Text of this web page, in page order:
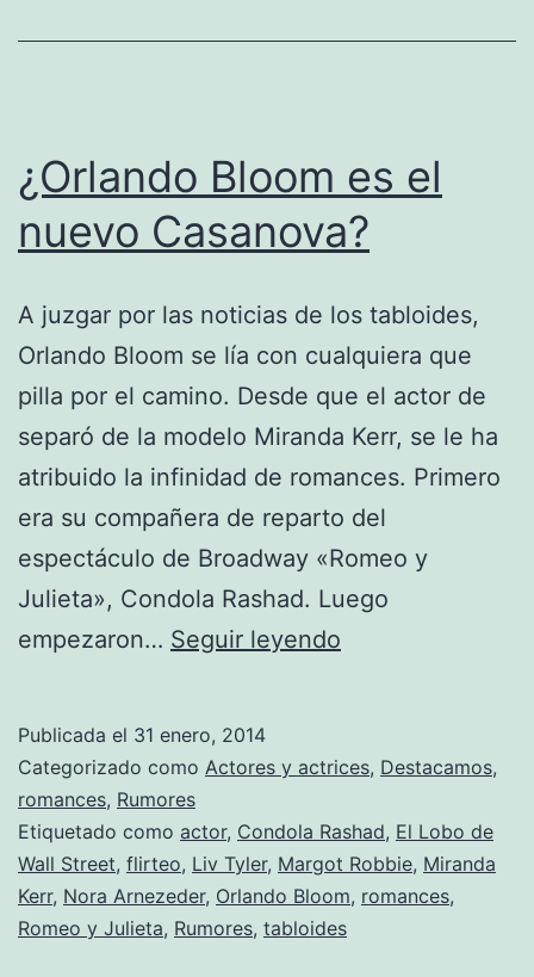
¿Orlando Bloom es el
nuevo Casanova?
A juzgar por las noticias de los tabloides,
Orlando Bloom se lía con cualquiera que
pilla por el camino. Desde que el actor de
separó de la modelo Miranda Kerr, se le ha
atribuido la infinidad de romances. Primero
era su compañera de reparto del
espectáculo de Broadway «Romeo y
Julieta», Condola Rashad. Luego
empezaron… Seguir leyendo
el
Casanova?
Publicada el 31 enero, 2014
Categorizado como Actores y actrices, Destacamos,
romances, Rumores
Etiquetado como actor, Condola Rashad, El Lobo de
Wall Street, flirteo, Liv Tyler, Margot Robbie, Miranda
Kerr, Nora Arnezeder, Orlando Bloom, romances,
Romeo y Julieta, Rumores, tabloides